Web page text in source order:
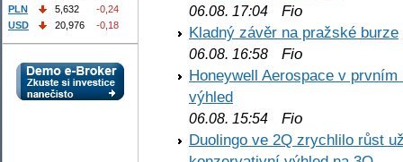
06.08. 17:04 Fio
Kladný závěr na pražské burze
06.08. 16:58 Fio
Honeywell Aerospace v
výhled
06.08. 15:54 Fio
Duolingo ve 2Q zrychlilo růst
PLN
5,632
-0,24
USD
20,976 -0,18